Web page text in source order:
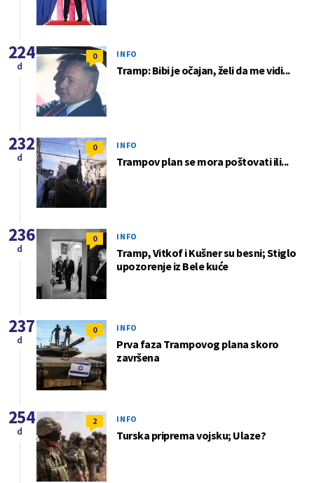
0 INFO
Tramp: Bibi je očajan, želi da me vidi...
224
d
0 INFO
Trampov plan se mora poštovati ili...
232
d
0 INFO
Tramp, Vitkof i Kušner su besni; Stiglo
upozorenje iz Bele kuće
236
d
0 INFO
Prva faza Trampovog plana skoro
završena
237
d
2 INFO
Turska priprema vojsku; Ulaze?
254
d